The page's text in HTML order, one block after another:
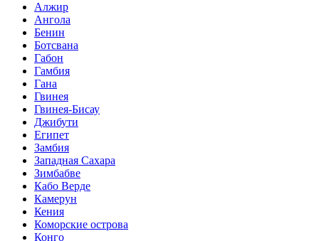
Алжир
Ангола
Бенин
Ботсвана
Габон
Гамбия
Гана
Гвинея
Гвинея-Бисау
Джибути
Египет
Замбия
Западная Сахара
Зимбабве
Кабо Верде
Камерун
Кения
Коморские острова
Конго